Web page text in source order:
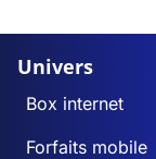
Univers
Box internet
Forfaits mobile